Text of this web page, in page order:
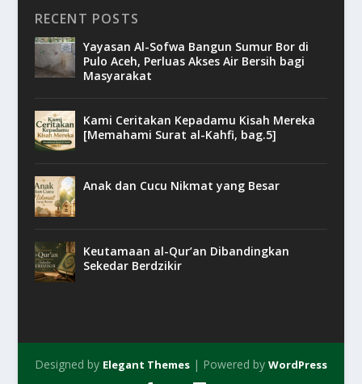
RECENT POSTS
Yayasan Al-Sofwa Bangun Sumur Bor di
Pulo Aceh, Perluas Akses Air Bersih bagi
Masyarakat
Kami Ceritakan Kepadamu Kisah Mereka
[Memahami Surat al-Kahfi, bag.5]
Anak dan Cucu Nikmat yang Besar
Keutamaan al-Qur’an Dibandingkan
Sekedar Berdzikir
Designed by Elegant Themes| Powered by WordPress